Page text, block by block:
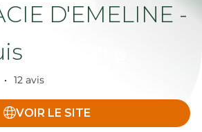
D'EMELINE -
12 avis
VOIR LE SITE